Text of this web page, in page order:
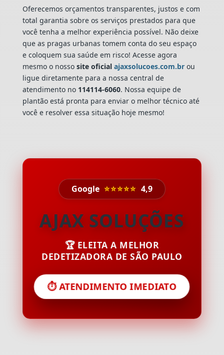
Oferecemos orçamentos transparentes, justos e com
total garantia sobre os serviços prestados para que
você tenha a melhor experiência possível. Não deixe
que as pragas urbanas tomem conta do seu espaço
e coloquem sua saúde em risco! Acesse agora
mesmo o nossosite oficial ajaxsolucoes.com.brou
ligue diretamente para a nossa central de
atendimento no 114114-6060. Nossa equipe de
plantão está pronta para enviar o melhor técnico até
você e resolver essa situação hoje mesmo!
Google ⭐⭐⭐⭐⭐ 4,9
AJAX SOLUÇÕES
🏆 ELEITA A MELHOR
DEDETIZADORA DE SÃO PAULO
⏱️ ATENDIMENTO IMEDIATO